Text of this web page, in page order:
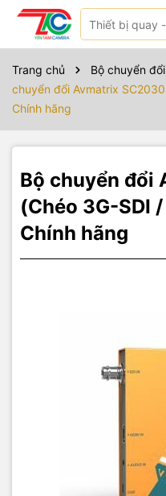
Trang chủ Bộ chuyển
chuyển đổi Avmatrix
Chính hãng
Bộ chuyển đổi
(Chéo 3G-SDI
Chính hãng
Sản phẩm bao gồm